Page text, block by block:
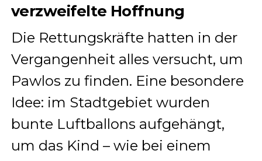
verzweifelte Hoffnung
Die Rettungskräfte hatten in der
Vergangenheit alles versucht, um
Pawlos zu finden. Eine besondere
Idee: im Stadtgebiet wurden
bunte Luftballons aufgehängt,
um das Kind – wie bei einem